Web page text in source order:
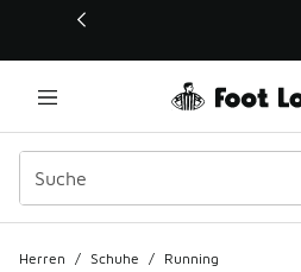
Dieser Link öffnet sich in einem
Herren / Schuhe / Running